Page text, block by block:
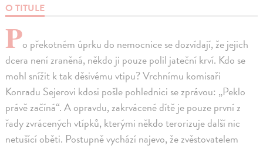
O TITULE
Po překotném úprku do nemocnice se dozvídají, že jejich
dcera není zraněná, někdo ji pouze polil jateční krví. Kdo se
mohl snížit k tak děsivému vtipu? Vrchnímu komisaři
Konradu Sejerovi kdosi pošle pohlednici se zprávou: „Peklo
právě začíná“. A opravdu, zakrvácené dítě je pouze první z
řady zvrácených vtípků, kterými někdo terorizuje další nic
netušící oběti. Postupně vychází najevo, že zvěstovatelem